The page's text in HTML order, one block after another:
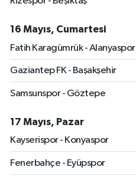
16 Mayıs, Cumartesi
Fatih Karagümrük - Alanyaspor
Gaziantep FK - Başakşehir
Samsunspor - Göztepe
17 Mayıs, Pazar
Kayserispor - Konyaspor
Fenerbahçe - Eyüpspor